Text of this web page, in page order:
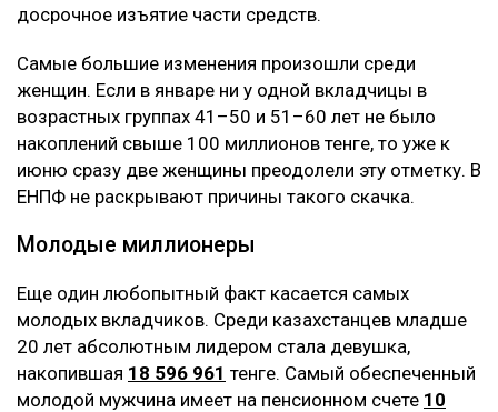
досрочное изъятие части средств.
Самые большие изменения произошли среди
женщин. Если в январе ни у одной вкладчицы в
возрастных группах 41–50 и 51–60 лет не было
накоплений свыше 100 миллионов тенге, то уже к
июню сразу две женщины преодолели эту отметку. В
ЕНПФ не раскрывают причины такого скачка.
Молодые миллионеры
Еще один любопытный факт касается самых
молодых вкладчиков. Среди казахстанцев младше
20 лет абсолютным лидером стала девушка,
накопившая 18 596 961 тенге. Самый обеспеченный
молодой мужчина имеет на пенсионном счете 10